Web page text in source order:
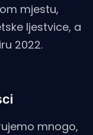
mjestu,
ljestvice, a
2022.
mnogo,